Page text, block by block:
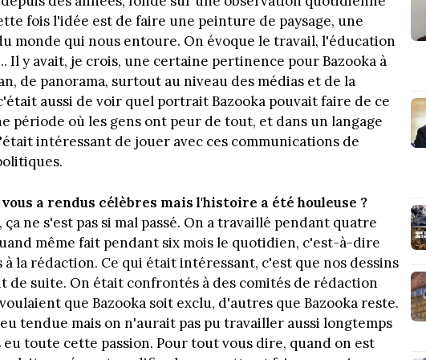
fois l'idée est de faire une peinture de paysage, une
monde qui nous entoure. On évoque le travail, l'éducation
Il y avait, je crois, une certaine pertinence pour Bazooka à
de panorama, surtout au niveau des médias et de la
aussi de voir quel portrait Bazooka pouvait faire de ce
période où les gens ont peur de tout, et dans un langage
intéressant de jouer avec ces communications de
a rendus célèbres mais l'histoire a été houleuse ?
ne s'est pas si mal passé. On a travaillé pendant quatre
même fait pendant six mois le quotidien, c'est-à-dire
la rédaction. Ce qui était intéressant, c'est que nos dessins
de suite. On était confrontés à des comités de rédaction
que Bazooka soit exclu, d'autres que Bazooka reste.
tendue mais on n'aurait pas pu travailler aussi longtemps
eu toute cette passion. Pour tout vous dire, quand on est